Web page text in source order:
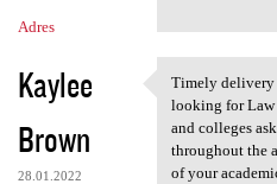
Adres
Kaylee
Brown
28.01.2022
Timely
Timely delivery
looking for Law
and colleges
throughout the
of your